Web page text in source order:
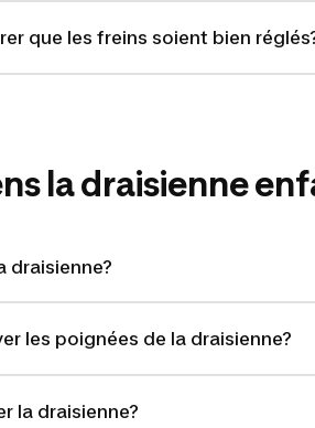
que les freins soient bien
la draisienne
draisienne?
les poignées de la draisienne?
la draisienne?